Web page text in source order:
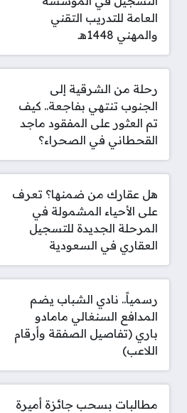
العامة للتدريب التقني
والمهني 1448هـ
رحلة من الشرقية إلى
الجنوب تنتهي بفاجعة.. كيف
تم العثور على المفقود ماجد
القحطاني في الصحراء؟
هل عقارك من ضمنها؟ تعرف
على الأحياء المشمولة في
المرحلة الجديدة للتسجيل
العقاري في السعودية
رسمياً.. نادي الشباب يضم
المدافع السنغالي مامادو
باري (تفاصيل الصفقة وأرقام
اللاعب)
مطالبات بسحب جائزة أميرة